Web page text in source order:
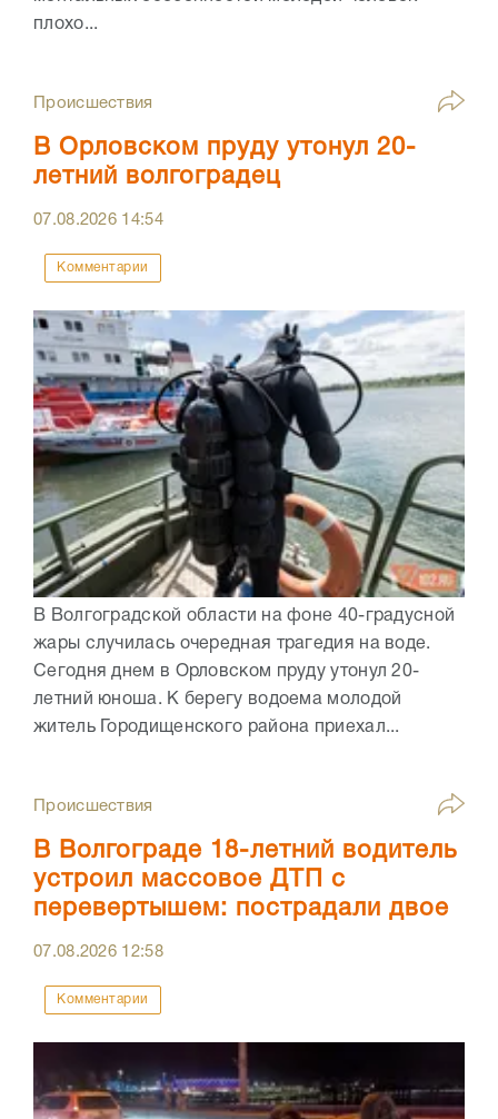
плохо...
Происшествия
В Орловском пруду утонул 20-
летний волгоградец
07.08.2026 14:54
Комментарии
В Волгоградской области на фоне 40-градусной
жары случилась очередная трагедия на воде.
Сегодня днем в Орловском пруду утонул 20-
летний юноша. К берегу водоема молодой
житель Городищенского района приехал...
Происшествия
В Волгограде 18-летний водитель
устроил массовое ДТП с
перевертышем: пострадали двое
07.08.2026 12:58
Комментарии